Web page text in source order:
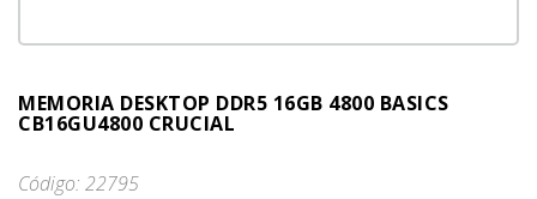
MEMORIA DESKTOP DDR5 16GB 4800 BASICS
CB16GU4800 CRUCIAL
Código: 22795